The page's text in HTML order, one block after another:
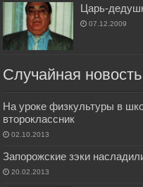
Царь-
07.12.2009
Случайная новость
На уроке физкультуры в
второклассник
02.10.2013
Запорожские зэки
20.02.2013